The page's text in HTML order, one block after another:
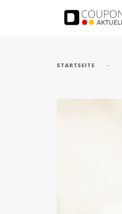
STARTSEITE -